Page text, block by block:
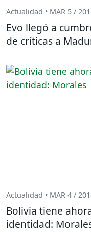
Actualidad • MAR 5 /
Evo llegó a
de críticas a
Actualidad • MAR 4 /
Bolivia tiene
identidad: